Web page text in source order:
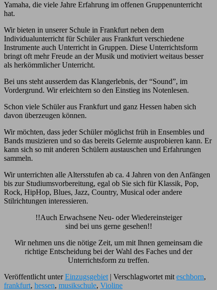
Yamaha, die viele Jahre Erfahrung im offenen Gruppenunterricht
hat.
Wir bieten in unserer Schule in Frankfurt neben dem
Individualunterricht für Schüler aus Frankfurt verschiedene
Instrumente auch Unterricht in Gruppen. Diese Unterrichtsform
bringt oft mehr Freude an der Musik und motiviert weitaus besser
als herkömmlicher Unterricht.
Bei uns steht ausserdem das Klangerlebnis, der “Sound”, im
Vordergrund. Wir erleichtern so den Einstieg ins Notenlesen.
Schon viele Schüler aus Frankfurt und ganz Hessen haben sich
davon überzeugen können.
Wir möchten, dass jeder Schüler möglichst früh in Ensembles und
Bands musizieren und so das bereits Gelernte ausprobieren kann. Er
kann sich so mit anderen Schülern austauschen und Erfahrungen
sammeln.
Wir unterrichten alle Altersstufen ab ca. 4 Jahren von den Anfängen
bis zur Studiumsvorbereitung, egal ob Sie sich für Klassik, Pop,
Rock, HipHop, Blues, Jazz, Country, Musical oder andere
Stilrichtungen interessieren.
!!Auch Erwachsene Neu- oder Wiedereinsteiger
sind bei uns gerne gesehen!!
Wir nehmen uns die nötige Zeit, um mit Ihnen gemeinsam die
richtige Entscheidung bei der Wahl des Faches und der
Unterrichtsform zu treffen.
Veröffentlicht unter Einzugsgebiet | Verschlagwortet mit eschborn,
frankfurt, hessen, musikschule, Violine